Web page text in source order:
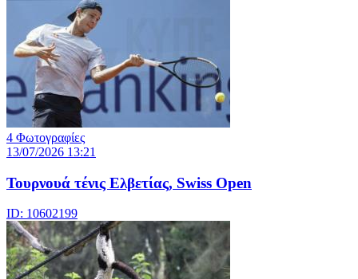
4 Φωτογραφίες
13/07/2026 13:21
Τουρνουά τένις Ελβετίας, Swiss Open
ID: 10602199